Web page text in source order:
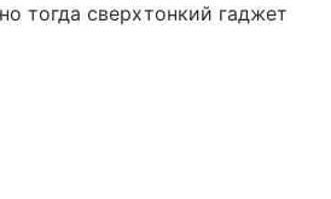
тогда сверхтонкий гаджет